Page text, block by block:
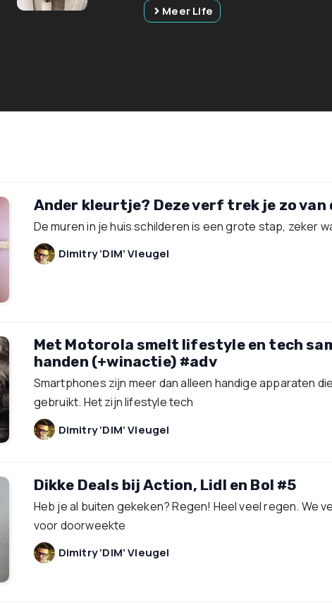
Meer Life
Ander kleurtje? Deze verf trek je zo van
De muren in je huis schilderen is een grote stap, zeker
Dimitry ‘DIM’ Vleugel
Met Motorola smelt lifestyle en tech
handen (+winactie) #adv
Smartphones zijn meer dan alleen handige apparaten
gebruikt. Het zijn lifestyle tech
Dimitry ‘DIM’ Vleugel
Dikke Deals bij Action, Lidl en Bol #5
Heb je al buiten gekeken? Regen! Heel veel regen. We
voor doorweekte
Dimitry ‘DIM’ Vleugel